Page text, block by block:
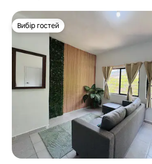
Вибір гостей
Вибір гостей